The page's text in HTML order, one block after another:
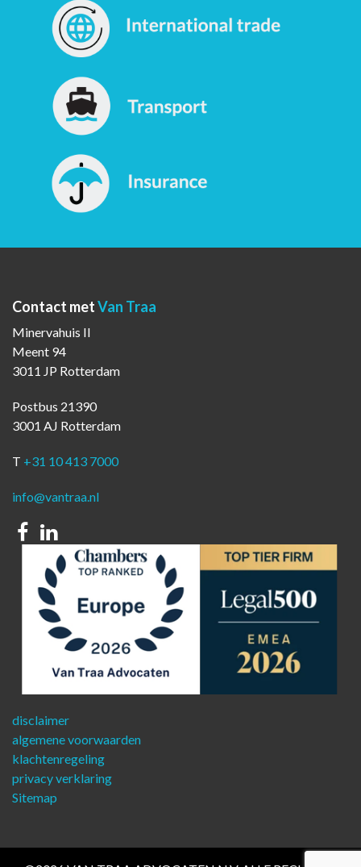
Contact metVan Traa
Minervahuis II
Meent 94
3011 JP Rotterdam
Postbus 21390
3001 AJ Rotterdam
T +31 10 413 7000
info@vantraa.nl
Facebook
Linkedin
disclaimer
algemene voorwaarden
klachtenregeling
privacy verklaring
Sitemap